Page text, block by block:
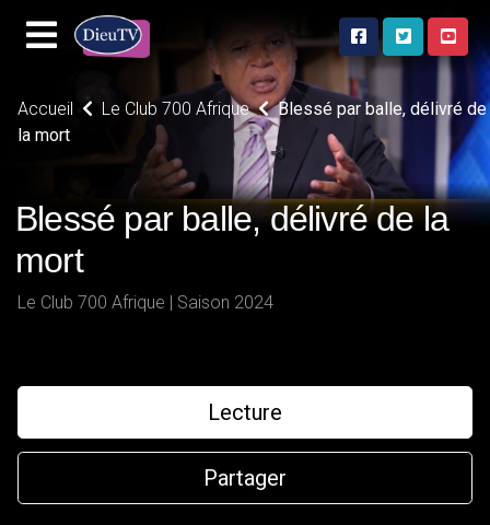
Accueil Le Club 700 Afrique
Blessé par balle, délivré de
la mort
Blessé par balle, délivré de la
mort
Le Club 700 Afrique | Saison 2024
Lecture
Partager